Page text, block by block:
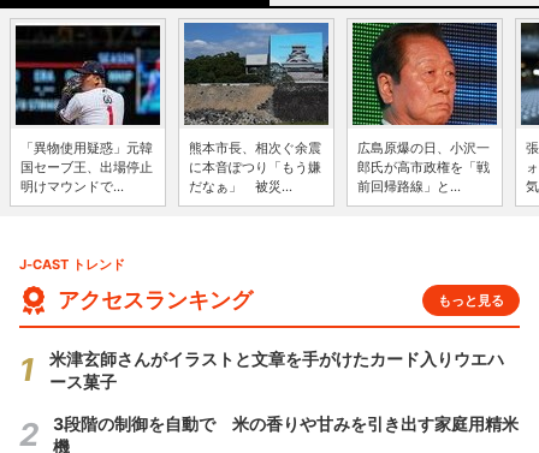
「異物使用疑惑」元韓
国セーブ王、出場停止
明けマウンドで...
熊本市長、相次ぐ余震
に本音ぽつり「もう嫌
だなぁ」 被災...
広島原爆の日、小沢一
郎氏が高市政権を「戦
前回帰路線」と...
J-CAST トレンド
アクセスランキング もっと見る
米津玄師さんがイラストと文章を手がけたカード入りウエハ
ース菓子
3段階の制御を自動で 米の香りや甘みを引き出す家庭用精米
機